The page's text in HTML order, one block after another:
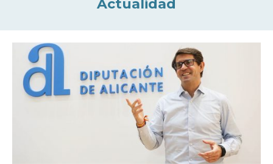
Actualidad